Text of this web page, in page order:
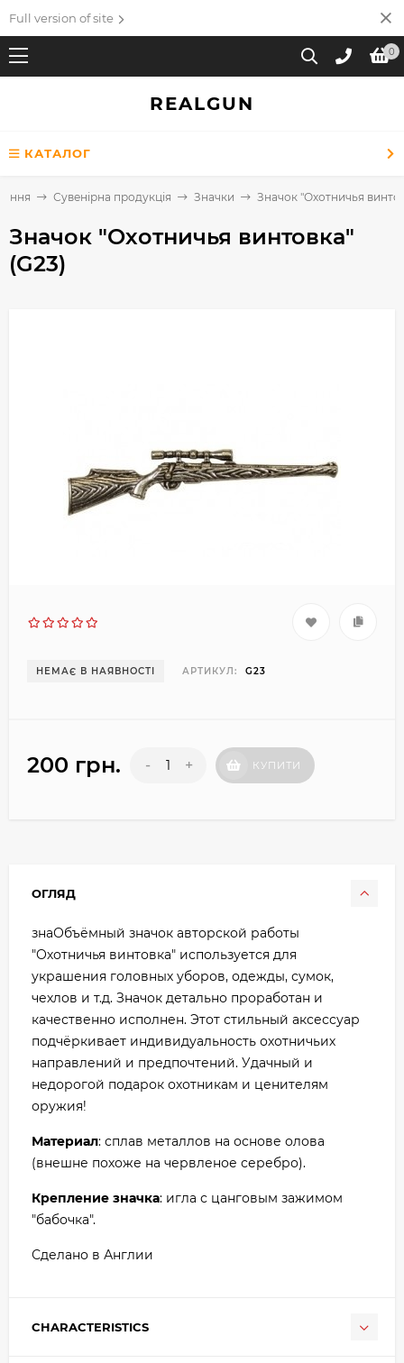
Full version of site
0
REALGUN
КАТАЛОГ
Сувенірна продукція Значки Значок "Охотничья
Значок "Охотничья винтовка"
(G23)
НЕМАЄ В НАЯВНОСТІ АРТИКУЛ: G23
200 грн. - + КУПИТИ
ОГЛЯД
знаОбъёмный значок авторской работы
"Охотничья винтовка" используется для
украшения головных уборов, одежды, сумок,
чехлов и т.д. Значок детально проработан и
качественно исполнен. Этот стильный аксессуар
подчёркивает индивидуальность охотничьих
направлений и предпочтений. Удачный и
недорогой подарок охотникам и ценителям
оружия!
Материал: сплав металлов на основе олова
(внешне похоже на червленое серебро).
Крепление значка: игла с цанговым зажимом
"бабочка".
Сделано в Англии
CHARACTERISTICS